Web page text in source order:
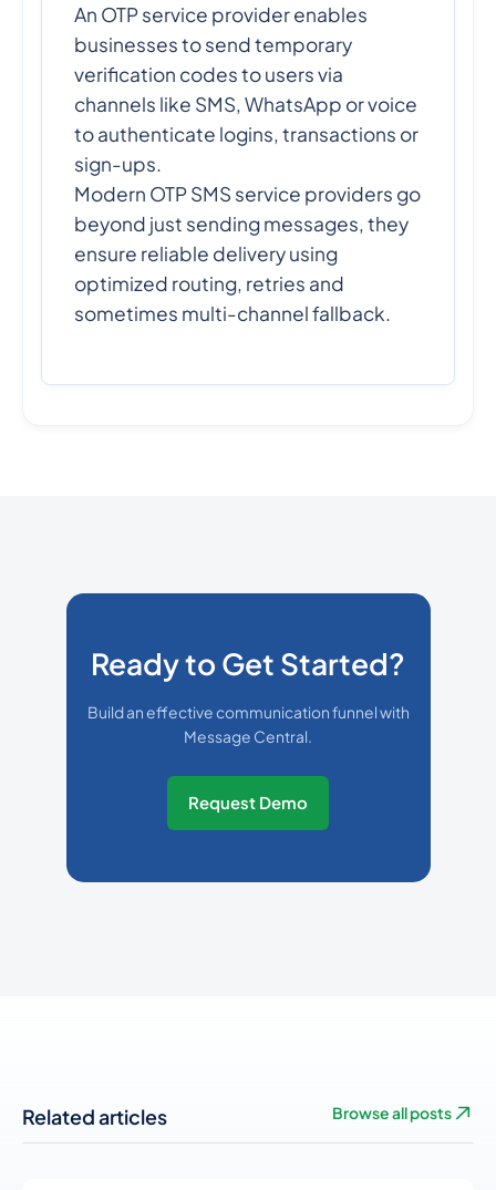
An OTP service provider enables
businesses to send temporary
verification codes to users via
channels like SMS, WhatsApp or voice
to authenticate logins, transactions or
sign-ups.
Modern OTP SMS service providers go
beyond just sending messages, they
ensure reliable delivery using
optimized routing, retries and
sometimes multi-channel fallback.
Ready to Get Started?
Build an effective communication funnel with
Message Central.
Request Demo
Related articles Browse all posts